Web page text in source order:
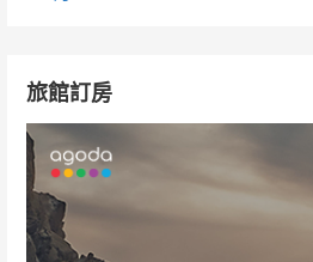
旅館訂房